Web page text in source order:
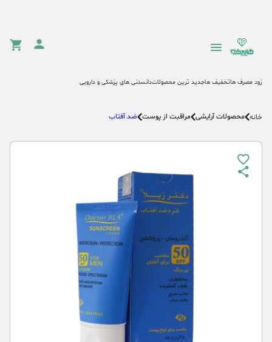
زود مصرف هاتخفیف هاجدید ترین محصولاتدانستنی های پزشکی و دارویی
خانه محصولات آرایشی مراقبت از پوست ضد آفتاب